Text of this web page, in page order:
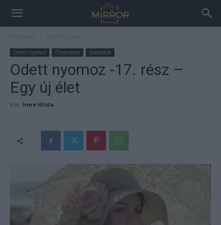
Odett nyomoz Ötpercesek Sorozatok
Odett nyomoz -17. rész –
Egy új élet
Írta: Imre Hilda -